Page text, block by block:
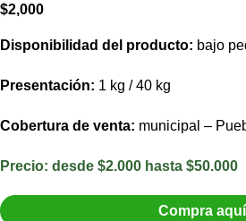
$2,000
Disponibilidad del producto: bajo
Presentación: 1 kg / 40 kg
Cobertura de venta: municipal –
Precio: desde $2.000 hasta $50.000
Compra aquí